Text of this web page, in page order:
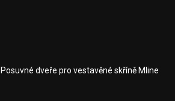
Posuvné dveře pro vestavěné skříně Mline